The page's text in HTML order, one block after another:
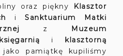
oraz piękny Klasztor
iSanktuarium Matki
z Muzeum
księgarnią i klasztorną
jako pamiątkę kupiliśmy